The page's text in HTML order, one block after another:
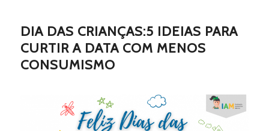
DIA DAS CRIANÇAS:5 IDEIAS PARA
CURTIR A DATA COM MENOS
CONSUMISMO